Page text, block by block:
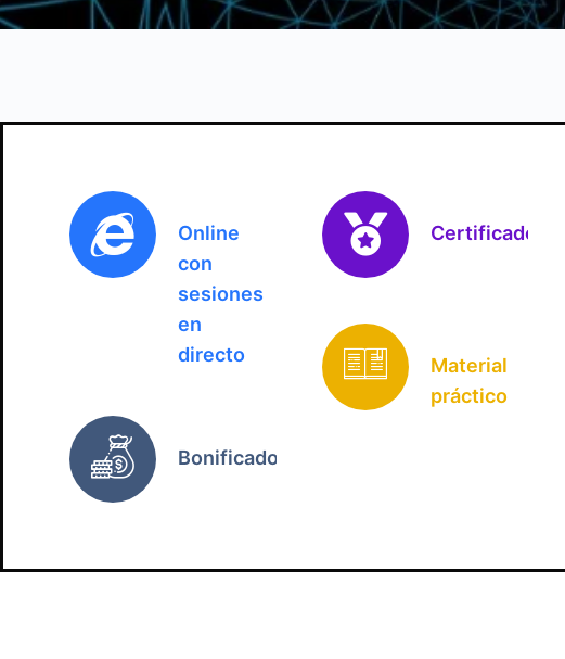
Online
con
sesiones
en
directo
Bonificado
Certificado
Material
práctico